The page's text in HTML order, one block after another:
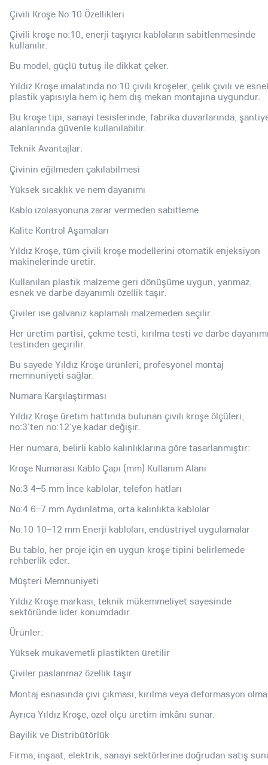
Çivili Kroşe No:10 Özellikleri
Çivili kroşe no:10, enerji taşıyıcı kabloların sabitlenmesinde
kullanılır.
Bu model, güçlü tutuş ile dikkat çeker.
Yıldız Kroşe imalatında no:10 çivili kroşeler, çelik çivili ve
plastik yapısıyla hem iç hem dış mekan montajına uygundur.
Bu kroşe tipi, sanayi tesislerinde, fabrika duvarlarında,
alanlarında güvenle kullanılabilir.
Teknik Avantajlar:
Çivinin eğilmeden çakılabilmesi
Yüksek sıcaklık ve nem dayanımı
Kablo izolasyonuna zarar vermeden sabitleme
Kalite Kontrol Aşamaları
Yıldız Kroşe, tüm çivili kroşe modellerini otomatik enjeksiyon
makinelerinde üretir.
Kullanılan plastik malzeme geri dönüşüme uygun, yanmaz,
esnek ve darbe dayanımlı özellik taşır.
Çiviler ise galvaniz kaplamalı malzemeden seçilir.
Her üretim partisi, çekme testi, kırılma testi ve darbe
testinden geçirilir.
Bu sayede Yıldız Kroşe ürünleri, profesyonel montaj
memnuniyeti sağlar.
Numara Karşılaştırması
Yıldız Kroşe üretim hattında bulunan çivili kroşe ölçüleri,
no:3'ten no:12'ye kadar değişir.
Her numara, belirli kablo kalınlıklarına göre tasarlanmıştır:
Kroşe Numarası Kablo Çapı (mm) Kullanım Alanı
No:3 4–5 mm İnce kablolar, telefon hatları
No:4 6–7 mm Aydınlatma, orta kalınlıkta kablolar
No:10 10–12 mm Enerji kabloları, endüstriyel uygulamalar
Bu tablo, her proje için en uygun kroşe tipini belirlemede
rehberlik eder.
Müşteri Memnuniyeti
Yıldız Kroşe markası, teknik mükemmeliyet sayesinde
sektöründe lider konumdadır.
Ürünler:
Yüksek mukavemetli plastikten üretilir
Çiviler paslanmaz özellik taşır
Montaj esnasında çivi çıkması, kırılma veya deformasyon
Ayrıca Yıldız Kroşe, özel ölçü üretim imkânı sunar.
Bayilik ve Distribütörlük
Firma, inşaat, elektrik, sanayi sektörlerine doğrudan satış